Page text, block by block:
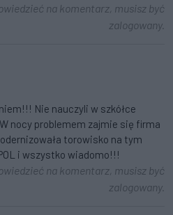
na komentarz, musisz być
zalogowany.
Nie nauczyli w szkółce
nocy problemem zajmie się firma
torowisko na tym
i wszystko wiadomo!!!
na komentarz, musisz być
zalogowany.